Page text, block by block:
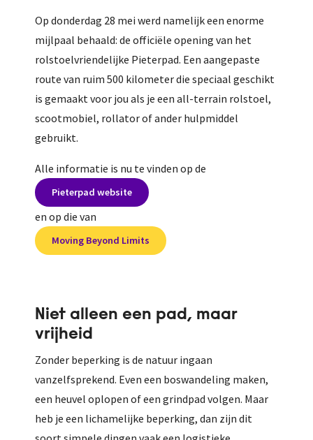
Op donderdag 28 mei werd namelijk een enorme
mijlpaal behaald: de officiële opening van het
rolstoelvriendelijke Pieterpad. Een aangepaste
route van ruim 500 kilometer die speciaal geschikt
is gemaakt voor jou als je een all-terrain rolstoel,
scootmobiel, rollator of ander hulpmiddel
gebruikt.
Alle informatie is nu te vinden op de
Pieterpad website
en op die van
Moving Beyond Limits
Niet alleen een pad, maar
vrijheid
Zonder beperking is de natuur ingaan
vanzelfsprekend. Even een boswandeling maken,
een heuvel oplopen of een grindpad volgen. Maar
heb je een lichamelijke beperking, dan zijn dit